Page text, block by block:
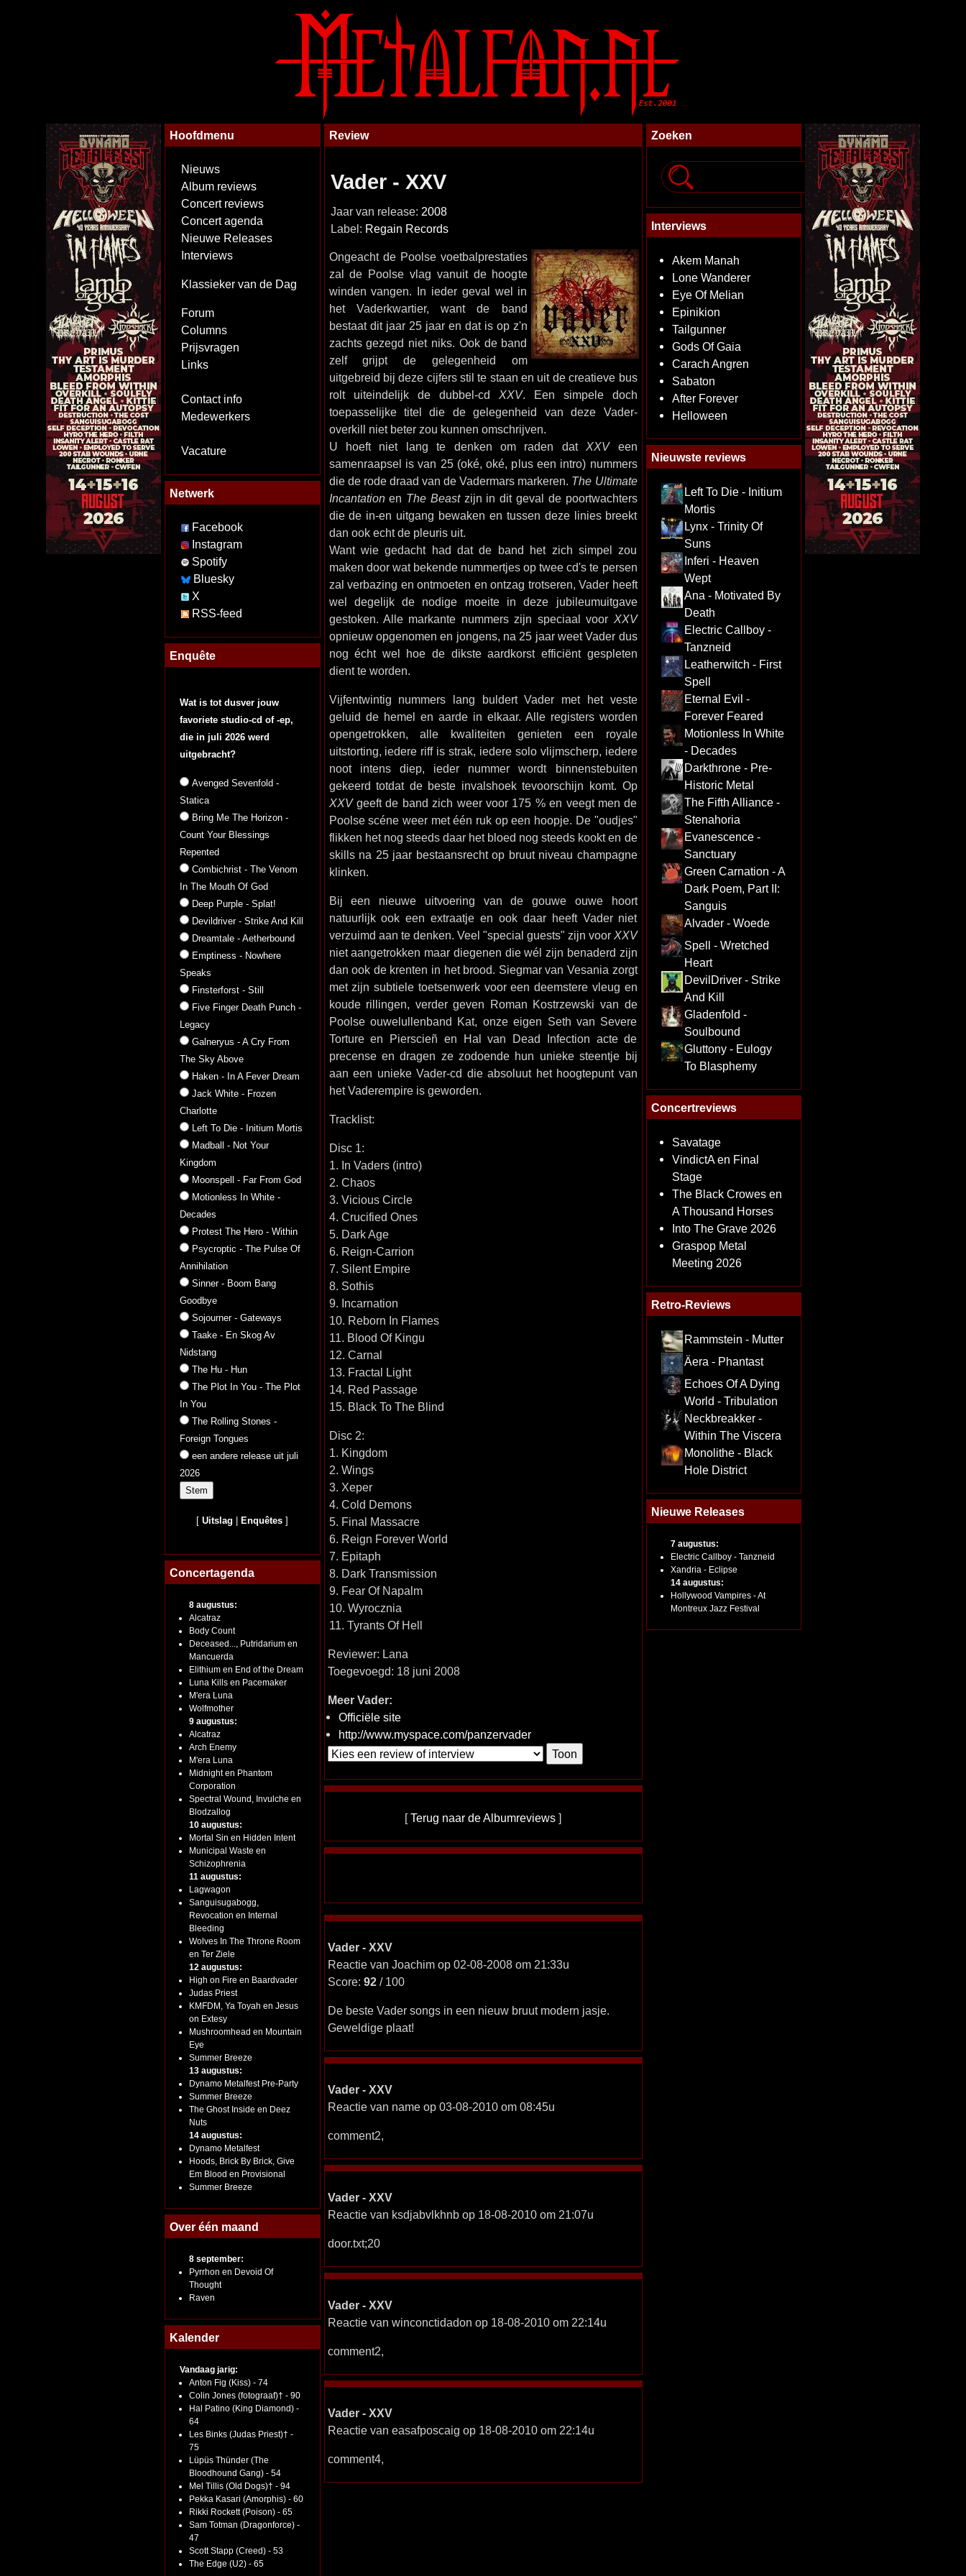
Hoofdmenu
Nieuws
Album reviews
Concert reviews
Concert agenda
Nieuwe Releases
Interviews
Klassieker van de Dag
Forum
Columns
Prijsvragen
Links
Contact info
Medewerkers
Vacature
Netwerk
Facebook
Instagram
Spotify
Bluesky
X
RSS-feed
Enquête
Wat is tot dusver jouw
favoriete studio-cd of -ep,
die in juli 2026 werd
uitgebracht?
Avenged Sevenfold -
Statica
Bring Me The Horizon -
Count Your Blessings
Repented
Combichrist - The Venom
In The Mouth Of God
Deep Purple - Splat!
Devildriver - Strike And Kill
Dreamtale - Aetherbound
Emptiness - Nowhere
Speaks
Finsterforst - Still
Five Finger Death Punch -
Legacy
Galneryus - A Cry From
The Sky Above
Haken - In A Fever Dream
Jack White - Frozen
Charlotte
Left To Die - Initium Mortis
Madball - Not Your
Kingdom
Moonspell - Far From God
Motionless In White -
Decades
Protest The Hero - Within
Psycroptic - The Pulse Of
Annihilation
Sinner - Boom Bang
Goodbye
Sojourner - Gateways
Taake - En Skog Av
Nidstang
The Hu - Hun
The Plot In You - The Plot
In You
The Rolling Stones -
Foreign Tongues
een andere release uit juli
2026
[Uitslag Enquêtes ]
Concertagenda
8 augustus:
Alcatraz
Body Count
Deceased..., Putridarium en
Mancuerda
Elithium en End of the Dream
Luna Kills en Pacemaker
M'era Luna
Wolfmother
9 augustus:
Alcatraz
Arch Enemy
M'era Luna
Midnight en Phantom
Corporation
Spectral Wound, Invulche en
Blodzallog
10 augustus:
Mortal Sin en Hidden Intent
Municipal Waste en
Schizophrenia
11 augustus:
Lagwagon
Sanguisugabogg,
Revocation en Internal
Bleeding
Wolves In The Throne Room
en Ter Ziele
12 augustus:
High on Fire en Baardvader
Judas Priest
KMFDM, Ya Toyah en Jesus
on Extesy
Mushroomhead en Mountain
Eye
Summer Breeze
13 augustus:
Dynamo Metalfest Pre-Party
Summer Breeze
The Ghost Inside en Deez
Nuts
14 augustus:
Dynamo Metalfest
Hoods, Brick By Brick, Give
Em Blood en Provisional
Summer Breeze
Over één maand
8 september:
Pyrrhon en Devoid Of
Thought
Raven
Kalender
Vandaag jarig:
Anton Fig (Kiss) - 74
Colin Jones (fotograaf)† - 90
Hal Patino (King Diamond) -
64
Les Binks (Judas Priest)† -
75
Lüpüs Thünder (The
Bloodhound Gang) - 54
Mel Tillis (Old Dogs)† - 94
Pekka Kasari (Amorphis) - 60
Rikki Rockett (Poison) - 65
Sam Totman (Dragonforce) -
47
Scott Stapp (Creed) - 53
The Edge (U2) - 65
Review
Vader - XXV
Jaar van release: 2008
Label: Regain Records
Ongeacht de Poolse voetbalprestaties
zal de Poolse vlag vanuit de hoogte
winden vangen. In ieder geval wel in
het Vaderkwartier, want de band
bestaat dit jaar 25 jaar en dat is op z'n
zachts gezegd niet niks. Ook de band
zelf grijpt de gelegenheid om
uitgebreid bij deze cijfers stil te staan en uit de creatieve bus
rolt uiteindelijk de dubbel-cd XXV. Een simpele doch
toepasselijke titel die de gelegenheid van deze Vader-
overkill niet beter zou kunnen omschrijven.
U hoeft niet lang te denken om raden datXXVeen
samenraapsel is van 25 (oké, oké, plus een intro) nummers
die de rode draad van de Vadermars markeren. The Ultimate
Incantationen The Beastzijn in dit geval de poortwachters
die de in-en uitgang bewaken en tussen deze linies breekt
dan ook echt de pleuris uit.
Want wie gedacht had dat de band het zich simpel zou
maken door wat bekende nummertjes op twee cd's te persen
zal verbazing en ontmoeten en ontzag trotseren, Vader heeft
wel degelijk de nodige moeite in deze jubileumuitgave
gestoken. Alle markante nummers zijn speciaal voor XXV
opnieuw opgenomen en jongens, na 25 jaar weet Vader dus
nog écht wel hoe de dikste aardkorst efficiënt gespleten
dient te worden.
Vijfentwintig nummers lang buldert Vader met het veste
geluid de hemel en aarde in elkaar. Alle registers worden
opengetrokken, alle kwaliteiten genieten een royale
uitstorting, iedere riff is strak, iedere solo vlijmscherp, iedere
noot intens diep, ieder nummer wordt binnenstebuiten
gekeerd totdat de beste invalshoek tevoorschijn komt. Op
XXVgeeft de band zich weer voor 175 % en veegt men de
Poolse scéne weer met één ruk op een hoopje. De "oudjes"
flikken het nog steeds daar het bloed nog steeds kookt en de
skills na 25 jaar bestaansrecht op bruut niveau champagne
klinken.
Bij een nieuwe uitvoering van de gouwe ouwe hoort
natuurlijk ook een extraatje en ook daar heeft Vader niet
verzuimd aan te denken. Veel "special guests" zijn voor XXV
niet aangetrokken maar diegenen die wél zijn benaderd zijn
dan ook de krenten in het brood. Siegmar van Vesania zorgt
met zijn subtiele toetsenwerk voor een deemstere vleug en
koude rillingen, verder geven Roman Kostrzewski van de
Poolse ouwelullenband Kat, onze eigen Seth van Severe
Torture en Pierscieñ en Hal van Dead Infection acte de
precense en dragen ze zodoende hun unieke steentje bij
aan een unieke Vader-cd die absoluut het hoogtepunt van
het Vaderempire is geworden.
Tracklist:
Disc 1:
1. In Vaders (intro)
2. Chaos
3. Vicious Circle
4. Crucified Ones
5. Dark Age
6. Reign-Carrion
7. Silent Empire
8. Sothis
9. Incarnation
10. Reborn In Flames
11. Blood Of Kingu
12. Carnal
13. Fractal Light
14. Red Passage
15. Black To The Blind
Disc 2:
1. Kingdom
2. Wings
3. Xeper
4. Cold Demons
5. Final Massacre
6. Reign Forever World
7. Epitaph
8. Dark Transmission
9. Fear Of Napalm
10. Wyrocznia
11. Tyrants Of Hell
Reviewer: Lana
Toegevoegd: 18 juni 2008
Meer Vader:
Officiële site
http://www.myspace.com/panzervader
[Terug naar de Albumreviews ]
Vader - XXV
Reactie van Joachim op 02-08-2008 om 21:33u
Score: 92/ 100
De beste Vader songs in een nieuw bruut modern jasje.
Geweldige plaat!
Vader - XXV
Reactie van name op 03-08-2010 om 08:45u
comment2,
Vader - XXV
Reactie van ksdjabvlkhnb op 18-08-2010 om 21:07u
door.txt;20
Vader - XXV
Reactie van winconctidadon op 18-08-2010 om 22:14u
comment2,
Vader - XXV
Reactie van easafposcaig op 18-08-2010 om 22:14u
comment4,
Zoeken
Interviews
Akem Manah
Lone Wanderer
Eye Of Melian
Epinikion
Tailgunner
Gods Of Gaia
Carach Angren
Sabaton
After Forever
Helloween
Nieuwste reviews
Left To Die - Initium
Mortis
Lynx - Trinity Of
Suns
Inferi - Heaven
Wept
Ana - Motivated By
Death
Electric Callboy -
Tanzneid
Leatherwitch - First
Spell
Eternal Evil -
Forever Feared
Motionless In White
- Decades
Darkthrone - Pre-
Historic Metal
The Fifth Alliance -
Stenahoria
Evanescence -
Sanctuary
Green Carnation - A
Dark Poem, Part II:
Sanguis
Alvader - Woede
Spell - Wretched
Heart
DevilDriver - Strike
And Kill
Gladenfold -
Soulbound
Gluttony - Eulogy
To Blasphemy
Concertreviews
Savatage
VindictA en Final
Stage
The Black Crowes en
A Thousand Horses
Into The Grave 2026
Graspop Metal
Meeting 2026
Retro-Reviews
Rammstein - Mutter
Äera - Phantast
Echoes Of A Dying
World - Tribulation
Neckbreakker -
Within The Viscera
Monolithe - Black
Hole District
Nieuwe Releases
7 augustus:
Electric Callboy - Tanzneid
Xandria - Eclipse
14 augustus:
Hollywood Vampires - At
Montreux Jazz Festival